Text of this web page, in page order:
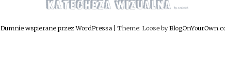
Dumnie wspierane przez WordPressa Theme: Loose by